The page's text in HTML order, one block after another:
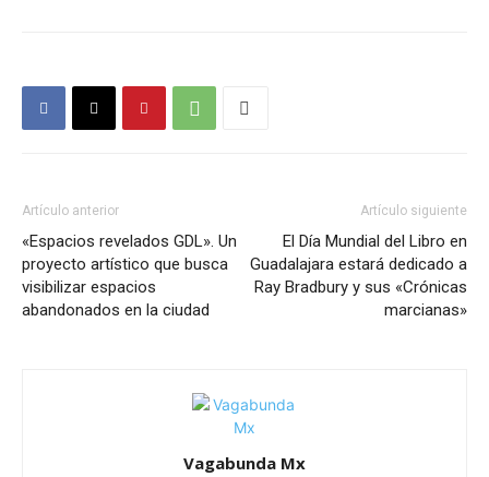
Artículo anterior
«Espacios revelados GDL». Un
proyecto artístico que busca
visibilizar espacios
abandonados en la ciudad
Artículo siguiente
El Día Mundial del Libro en
Guadalajara estará dedicado a
Ray Bradbury y sus «Crónicas
marcianas»
Vagabunda Mx